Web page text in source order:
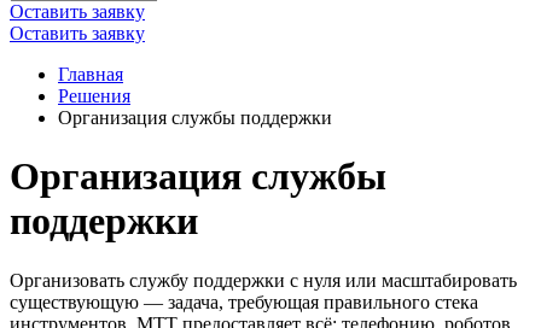
Оставить заявку
Оставить заявку
Главная
Решения
Организация службы поддержки
Организация службы
поддержки
Организовать службу поддержки с нуля или масштабировать
существующую — задача, требующая правильного стека
инструментов. МТТ предоставляет всё: телефонию, роботов,